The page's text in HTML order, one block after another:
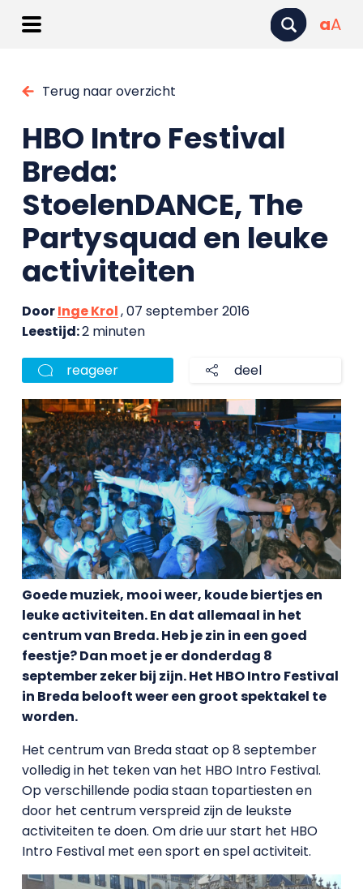
aA
Terug naar overzicht
HBO Intro Festival
Breda:
StoelenDANCE, The
Partysquad en leuke
activiteiten
DoorInge Krol, 07 september 2016
Leestijd:2 minuten
reageer deel
Goede muziek, mooi weer, koude biertjes en
leuke activiteiten. En dat allemaal in het
centrum van Breda. Heb je zin in een goed
feestje? Dan moet je er donderdag 8
september zeker bij zijn. Het HBO Intro Festival
in Breda belooft weer een groot spektakel te
worden.
Het centrum van Breda staat op 8 september
volledig in het teken van het HBO Intro Festival.
Op verschillende podia staan topartiesten en
door het centrum verspreid zijn de leukste
activiteiten te doen. Om drie uur start het HBO
Intro Festival met een sport en spel activiteit.